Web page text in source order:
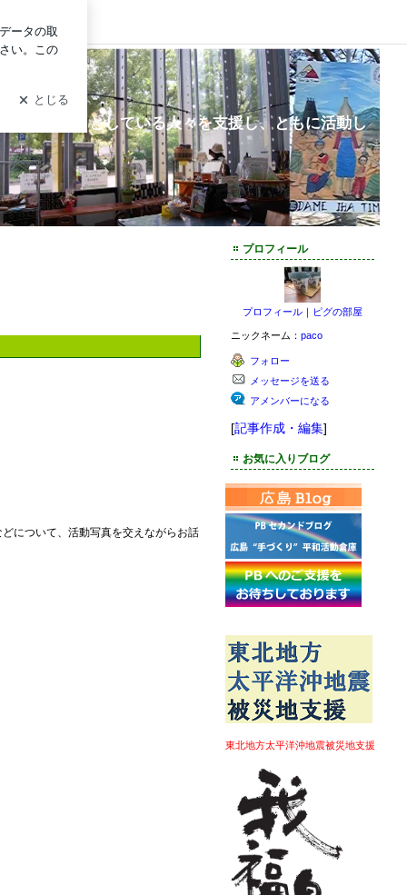
り出そうとしている人々を支援し、ともに活動し
について、活動写真を交えながらお話
プロフィール
プロフィール ｜ ピグの部屋
ニックネーム： paco
フォロー
メッセージを送る
アメンバーになる
[記事作成・編集]
お気に入りブログ
東北地方太平洋沖地震被災地支援